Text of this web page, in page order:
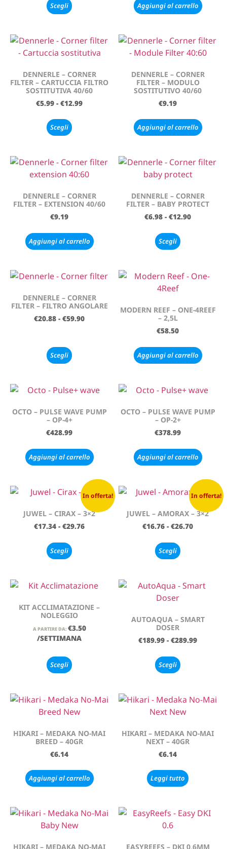
Scegli Aggiungi al carrello
DENNERLE – CORNER
FILTER – CARTUCCIA FILTRO
SOSTITUTIVA 40/60
€5.99 - €12.99
Scegli
DENNERLE – CORNER
FILTER – MODULO
SOSTITUTIVO 40/60
€9.19
Aggiungi al carrello
DENNERLE – CORNER
FILTER – EXTENSION 40/60
€9.19
Aggiungi al carrello
DENNERLE – CORNER
FILTER – BABY PROTECT
€6.98 - €12.90
Scegli
DENNERLE – CORNER
FILTER – FILTRO ANGOLARE
€20.88 - €59.90
Scegli
MODERN REEF – ONE-4REEF
– 2,5L
€58.50
Aggiungi al carrello
OCTO – PULSE WAVE PUMP
– OP-4+
€428.99
Aggiungi al carrello
OCTO – PULSE WAVE PUMP
– OP-2+
€378.99
Aggiungi al carrello
In offerta!
JUWEL – CIRAX – 3×2
€17.34 - €29.76
Scegli
In offerta!
JUWEL – AMORAX – 3×2
€16.76 - €26.70
Scegli
KIT ACCLIMATAZIONE –
NOLEGGIO
A PARTIRE DA: €3.50
/SETTIMANA
Scegli
AUTOAQUA – SMART
DOSER
€189.99 - €289.99
Scegli
HIKARI – MEDAKA NO-MAI
BREED – 40GR
€6.14
Aggiungi al carrello
HIKARI – MEDAKA NO-MAI
NEXT – 40GR
€6.14
Leggi tutto
HIKARI – MEDAKA NO-MAI EASYREEFS – DKI 0,6MM